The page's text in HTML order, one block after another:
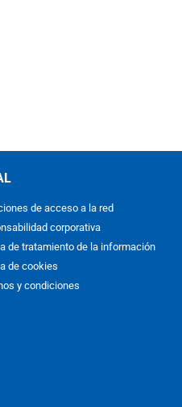
de acceso a la red
corporativa
de tratamiento de la información
de cookies
y condiciones